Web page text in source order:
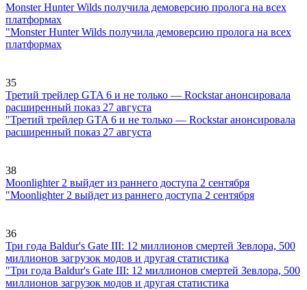
Monster Hunter Wilds получила демоверсию пролога на всех
платформах
"Monster Hunter Wilds получила демоверсию пролога на всех
платформах
35
Третий трейлер GTA 6 и не только — Rockstar анонсировала
расширенный показ 27 августа
"Третий трейлер GTA 6 и не только — Rockstar анонсировала
расширенный показ 27 августа
38
Moonlighter 2 выйдет из раннего доступа 2 сентября
"Moonlighter 2 выйдет из раннего доступа 2 сентября
36
Три года Baldur's Gate III: 12 миллионов смертей Зевлора, 500
миллионов загрузок модов и другая статистика
"Три года Baldur's Gate III: 12 миллионов смертей Зевлора, 500
миллионов загрузок модов и другая статистика